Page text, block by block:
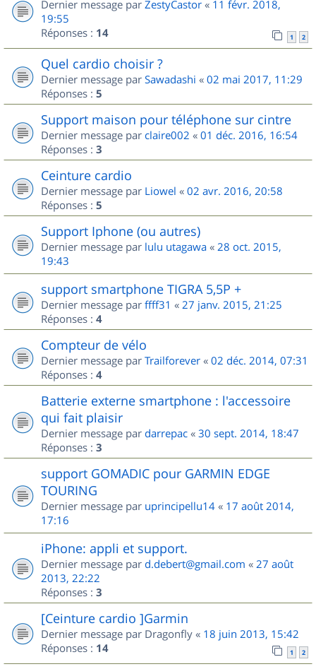
Dernier message par ZestyCastor « 11 févr. 2018,
19:55
Réponses : 14 1 2
Quel cardio choisir ?
Dernier message par Sawadashi « 02 mai 2017, 11:29
Réponses : 5
Support maison pour téléphone sur cintre
Dernier message par claire002 « 01 déc. 2016, 16:54
Réponses : 3
Ceinture cardio
Dernier message par Liowel « 02 avr. 2016, 20:58
Réponses : 5
Support Iphone (ou autres)
Dernier message par lulu utagawa « 28 oct. 2015,
19:43
support smartphone TIGRA 5,5P +
Dernier message par ffff31 « 27 janv. 2015, 21:25
Réponses : 4
Compteur de vélo
Dernier message par Trailforever « 02 déc. 2014, 07:31
Réponses : 4
Batterie externe smartphone : l'accessoire
qui fait plaisir
Dernier message par darrepac « 30 sept. 2014, 18:47
Réponses : 3
support GOMADIC pour GARMIN EDGE
TOURING
Dernier message par uprincipellu14 « 17 août 2014,
17:16
iPhone: appli et support.
Dernier message par d.debert@gmail.com « 27 août
2013, 22:22
Réponses : 3
[Ceinture cardio ]Garmin
Dernier message par Dragonfly « 18 juin 2013, 15:42
Réponses : 14 1 2